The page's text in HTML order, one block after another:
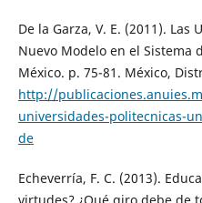
De la Garza, V. E. (2011).
Nuevo Modelo en el Sistema
México. p. 75-81. México,
http://
universidades-politecnicas-
de
Echeverría, F. C. (2013).